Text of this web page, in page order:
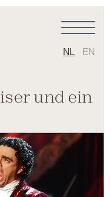
NL EN
und ein